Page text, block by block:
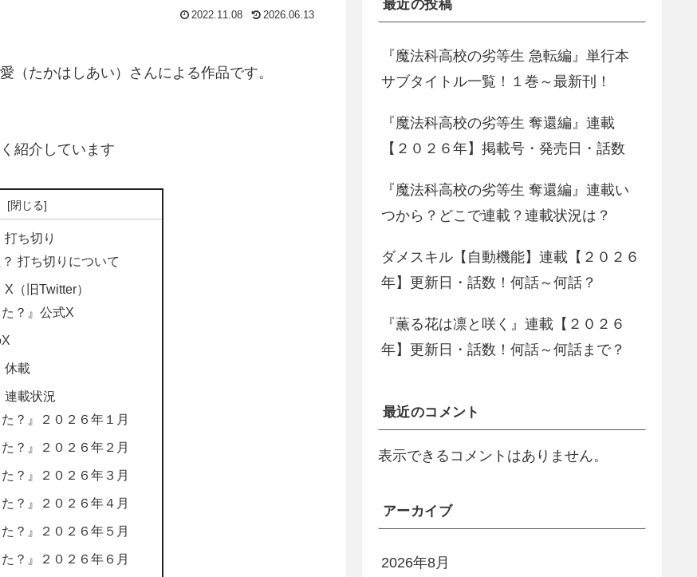
2022.11.08 2026.06.13
（たかはしあい）さんによる作品です。
紹介しています
ち切り
打ち切りについて
（旧Twitter）
た？』公式X
休載
連載状況
？』２０２６年１月
？』２０２６年２月
？』２０２６年３月
？』２０２６年４月
？』２０２６年５月
？』２０２６年６月
最近の投稿
『魔法科高校の劣等生 急転編』単行本
サブタイトル一覧！１巻～最新刊！
『魔法科高校の劣等生 奪還編』連載
【２０２６年】掲載号・発売日・話数
『魔法科高校の劣等生 奪還編』連載い
つから？どこで連載？連載状況は？
ダメスキル【自動機能】連載【２０２６
年】更新日・話数！何話～何話？
『薫る花は凛と咲く』連載【２０２６
年】更新日・話数！何話～何話まで？
最近のコメント
表示できるコメントはありません。
アーカイブ
2026年8月